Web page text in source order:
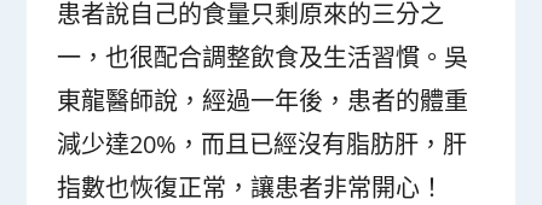
患者說自己的食量只剩原來的三分之
一，也很配合調整飲食及生活習慣。吳
東龍醫師說，經過一年後，患者的體重
減少達20%，而且已經沒有脂肪肝，肝
指數也恢復正常，讓患者非常開心！